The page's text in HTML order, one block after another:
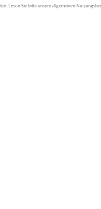
Lesen Sie bitte unsere allgemeinen